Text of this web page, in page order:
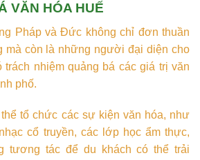
VĂN HÓA HUẾ
Pháp và Đức không chỉ đơn thuần
mà còn là những người đại diện cho
trách nhiệm quảng bá các giá trị văn
phố.
tổ chức các sự kiện văn hóa, như
cổ truyền, các lớp học ẩm thực,
tương tác để du khách có thể trải